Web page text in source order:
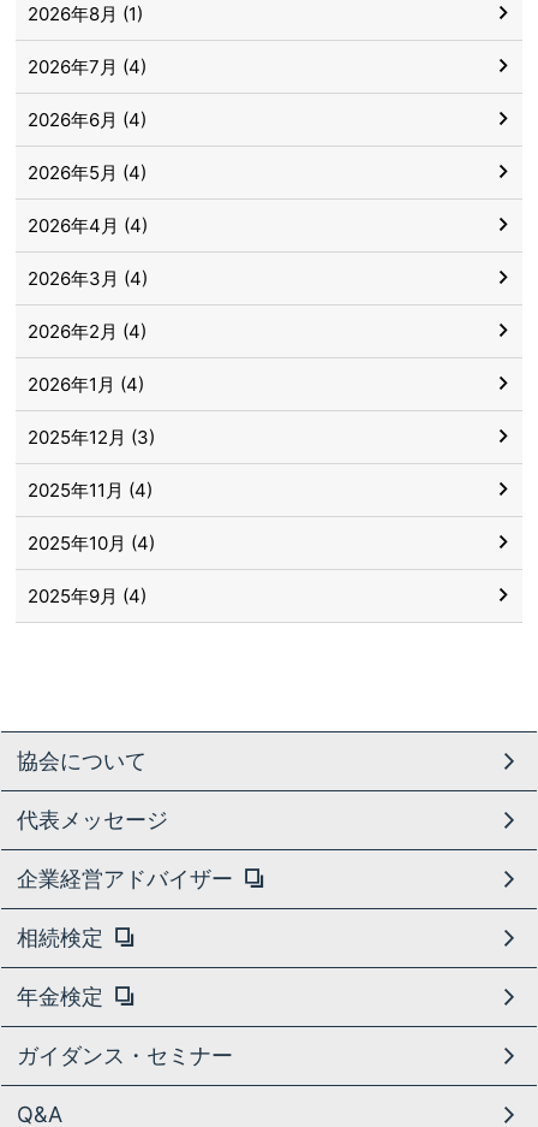
2026年8月 (1)
2026年7月 (4)
2026年6月 (4)
2026年5月 (4)
2026年4月 (4)
2026年3月 (4)
2026年2月 (4)
2026年1月 (4)
2025年12月 (3)
2025年11月 (4)
2025年10月 (4)
2025年9月 (4)
協会について
代表メッセージ
企業経営アドバイザー
相続検定
年金検定
ガイダンス・セミナー
Q&A